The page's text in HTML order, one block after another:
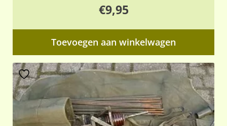
€9,95
Toevoegen aan winkelwagen